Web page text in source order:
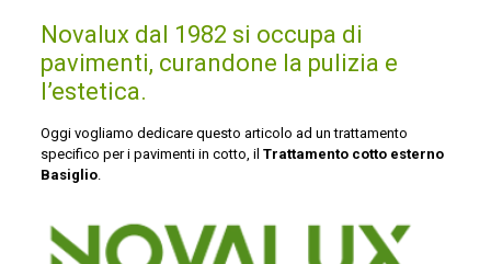
Novalux dal 1982 si occupa di
pavimenti, curandone la pulizia e
l’estetica.
Oggi vogliamo dedicare questo articolo ad un trattamento
specifico per i pavimenti in cotto, il Trattamento cotto esterno
Basiglio.